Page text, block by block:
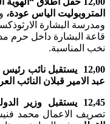
المتروبوليت الياس عودة،
ومدرسة البشارة
قاعة البشارة داخل حرم
نخب المناسبة.
12,00 يستقبل نائب
عبد الامير قبلان النائب
12,45 يستقبل وزير الدولة لشؤون التنمية الادارية
تصريف الاعمال محمد